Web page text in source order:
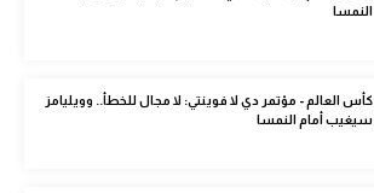
النمسا
كأس العالم - مؤتمر دي لا فوينتي: لا مجال للخطأ.. وويليامز
سيغيب أمام النمسا